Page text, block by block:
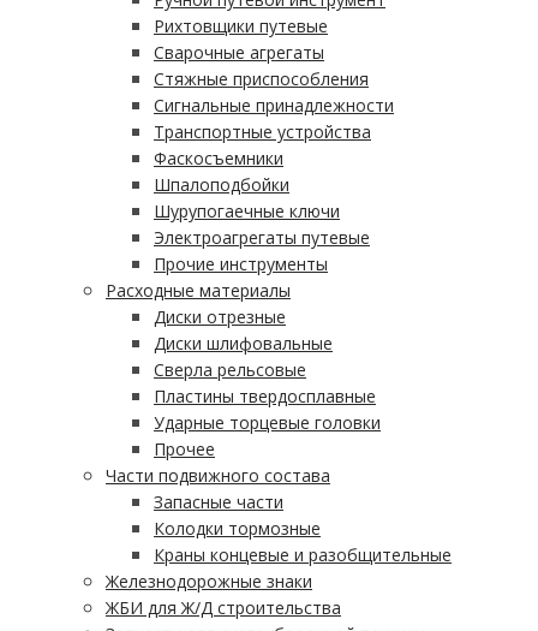
Рихтовщики путевые
Сварочные агрегаты
Стяжные приспособления
Сигнальные принадлежности
Транспортные устройства
Фаскосъемники
Шпалоподбойки
Шурупогаечные ключи
Электроагрегаты путевые
Прочие инструменты
Расходные материалы
Диски отрезные
Диски шлифовальные
Сверла рельсовые
Пластины твердосплавные
Ударные торцевые головки
Прочее
Части подвижного состава
Запасные части
Колодки тормозные
Краны концевые и разобщительные
Железнодорожные знаки
ЖБИ для Ж/Д строительства